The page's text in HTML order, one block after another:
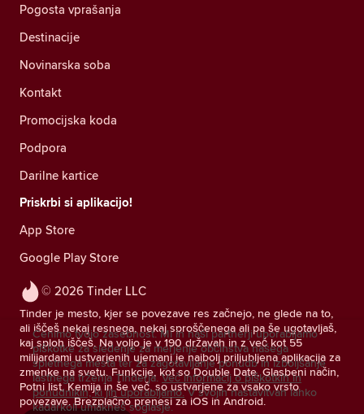
© 2026 Tinder LLC
Tinder je mesto, kjer se povezave res začnejo, ne glede na to,
ali iščeš nekaj resnega, nekaj sproščenega ali pa še ugotavljaš,
kaj sploh iščeš. Na voljo je v 190 državah in z več kot 55
milijardami ustvarjenih ujemanj je najbolj priljubljena aplikacija za
zmenke na svetu. Funkcije, kot so Double Date, Glasbeni način,
Potni list, Kemija in še več, so ustvarjene za vsako vrsto
povezave. Brezplačno prenesi za iOS in Android.
Pogosta vprašanja
Destinacije
Novinarska soba
Kontakt
Promocijska koda
Podpora
Darilne kartice
Priskrbi si aplikacijo!
App Store
Google Play Store
Cenimo tvojo zasebnost. Mi in naši partnerji uporabljamo
piškotke za sledenje za merjenje občinstva našega
spletnega mesta ter za zagotavljanje ponudb in izboljšanje
lastnega trženja Tinderja. Več informacij o piškotkih in
ponudnikih, ki jih uporabljamo. V svojih nastavitvah lahko
kadarkoli umakneš soglasje.